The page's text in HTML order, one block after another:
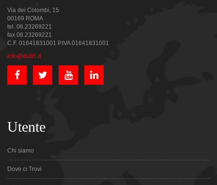
Via dei Colombi, 15
00169 ROMA
tel. 06.23269221
fax 06.23269221
C.F. 01641831001 P.IVA 01641831001
info@du85.it
Utente
Chi siamo
Dove ci Trovi